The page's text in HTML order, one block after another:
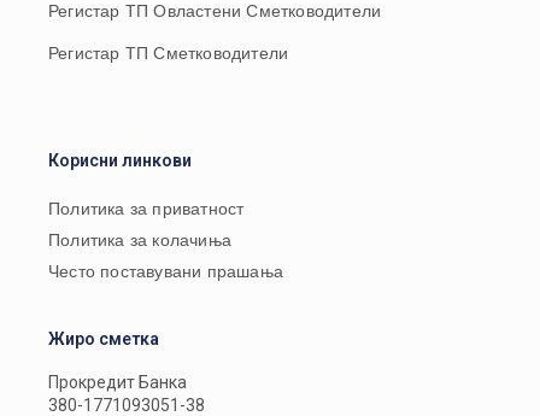
Регистар ТП Овластени Сметководители
Регистар ТП Сметководители
Корисни линкови
Политика за приватност
Политика за колачиња
Често поставувани прашања
Жиро сметка
Прокредит Банка
380-1771093051-38